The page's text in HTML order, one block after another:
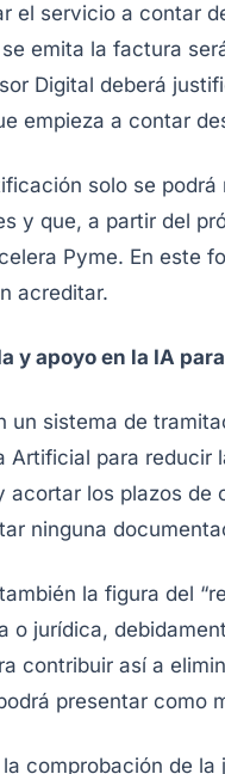
el servicio a contar
emita la factura
Digital deberá
empieza a contar
solo se
y que, a partir del
Pyme. En este
acreditar.
y apoyo en la IA
un sistema de
Artificial para reducir
los plazos de
ninguna
la figura del
o jurídica,
contribuir así a
presentar como
comprobación de